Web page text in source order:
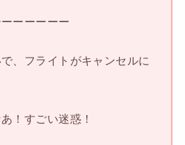
ーーーーー
、フライトがキャンセルに
！すごい迷惑！